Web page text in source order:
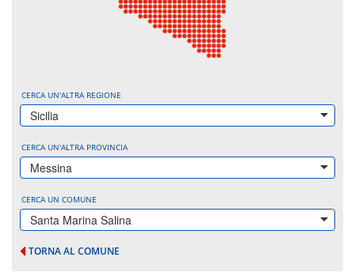
CERCA UN'ALTRA REGIONE
Sicilia
CERCA UN'ALTRA PROVINCIA
Messina
CERCA UN COMUNE
Santa Marina Salina
TORNA AL COMUNE